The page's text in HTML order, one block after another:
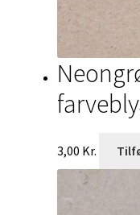
3,00 Kr.